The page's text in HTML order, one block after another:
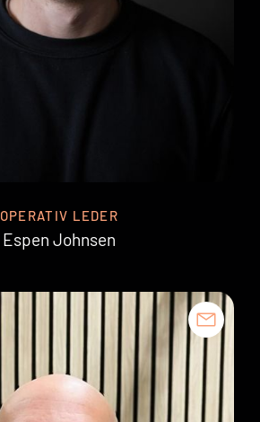
OPERATIV LEDER
Espen Johnsen